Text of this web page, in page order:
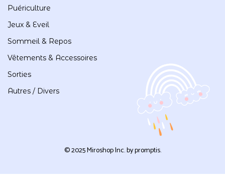
Puériculture
Jeux & Eveil
Sommeil & Repos
Vêtements & Accessoires
Sorties
Autres / Divers
© 2025 Miroshop Inc. bypromptis.